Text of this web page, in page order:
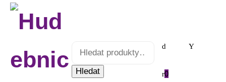
Hledat:
Hledat 0